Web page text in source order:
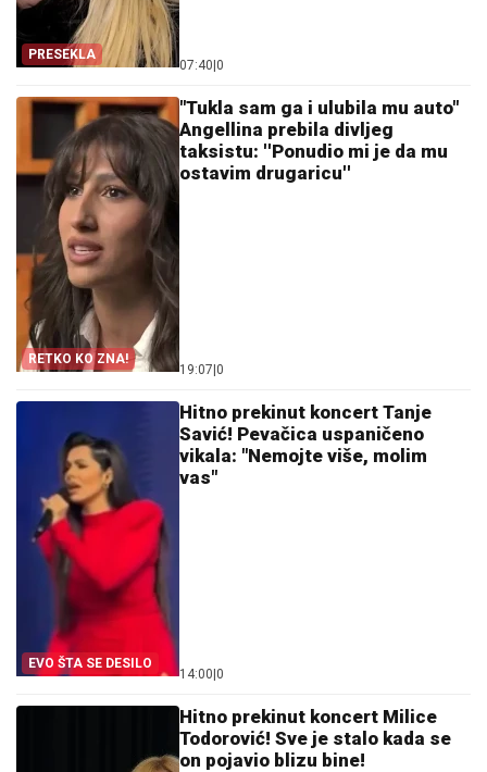
PRESEKLA
07:40|0
RETKO KO ZNA!
"Tukla sam ga i ulubila mu auto"
Angellina prebila divljeg
taksistu: ''Ponudio mi je da mu
ostavim drugaricu''
19:07|0
EVO ŠTA SE DESILO
Hitno prekinut koncert Tanje
Savić! Pevačica uspaničeno
vikala: "Nemojte više, molim
vas"
14:00|0
Hitno prekinut koncert Milice
Todorović! Sve je stalo kada se
on pojavio blizu bine!